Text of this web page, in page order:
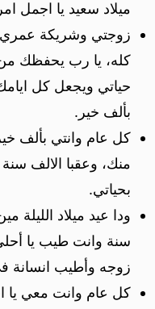
ميلاد سعيد يا اجمل
زوجتي وشريكة عمري
كله، يا رب يحفظك
حياتي ويجعل كل
بألف خير.
كل عام وانتي بألف
منك، وعقبا الالف
بحياتي.
ودا عيد ميلاد الليلة
سنة وانت طيب يا
زوجه وأطيب انسانة
كل عام وانت معي يا